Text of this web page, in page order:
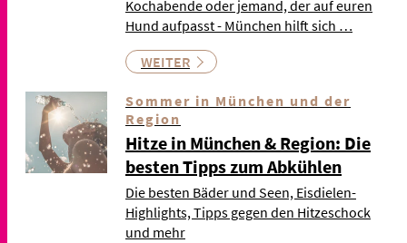
Kochabende oder jemand, der auf euren
Hund aufpasst - München hilft sich …
WEITER
Sommer in München und der
Region
Hitze in München & Region: Die
besten Tipps zum Abkühlen
Die besten Bäder und Seen, Eisdielen-
Highlights, Tipps gegen den Hitzeschock
und mehr